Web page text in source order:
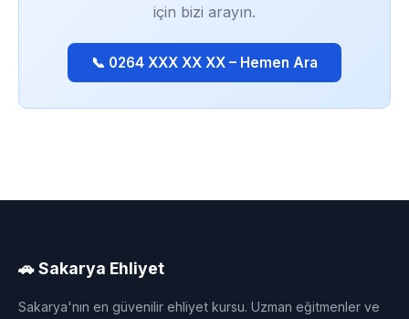
için bizi arayın.
📞 0264 XXX XX XX – Hemen Ara
🚗 Sakarya Ehliyet
Sakarya'nın en güvenilir ehliyet kursu. Uzman eğitmenler ve